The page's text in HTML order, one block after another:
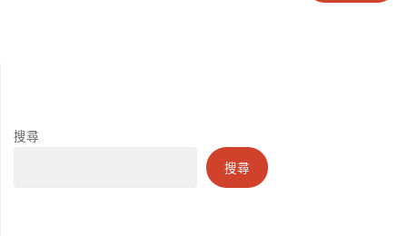
搜尋
搜尋